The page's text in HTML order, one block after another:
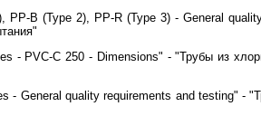
B (Type 2), PP-R (Type 3) - General
- PVC-C 250 - Dimensions" - "Трубы из
- General quality requirements and testing" -